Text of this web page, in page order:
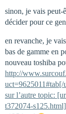
sinon, je vais peut-
décider pour ce
en revanche, je
bas de gamme en
nouveau toshiba
http://
uct=9625011#tab[/
sur l’autre topic:
t372074-